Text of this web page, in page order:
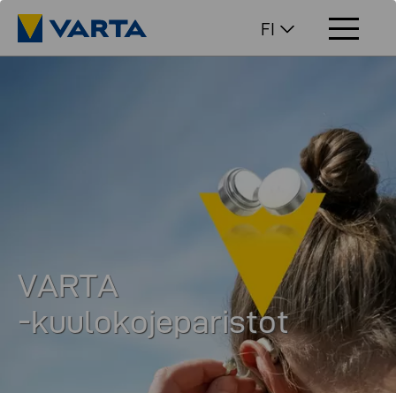
FI
VARTA
-kuulokojeparistot